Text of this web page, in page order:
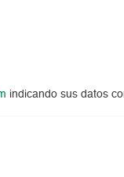
indicando sus datos